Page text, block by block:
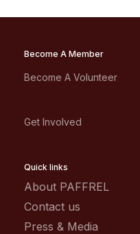
Become A Member
Become A Volunteer
Get Involved
Quick links
About PAFFREL
Contact us
Press & Media